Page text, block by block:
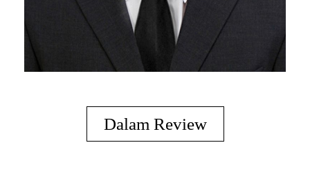
Dalam Review